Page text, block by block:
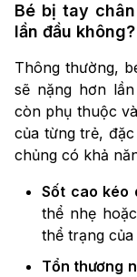
Bé bị tay
lần đầu không?
Thông thường,
sẽ nặng hơn
còn phụ thuộc
của từng trẻ,
chủng có khả
Sốt cao kéo
thể nhẹ
thể trạng của
Tổn thương